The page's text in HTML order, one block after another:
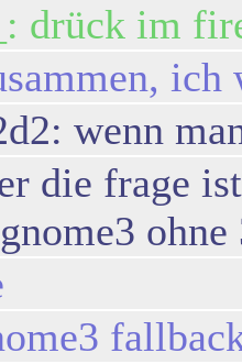
drück im
ich
wenn
die frage
ohne